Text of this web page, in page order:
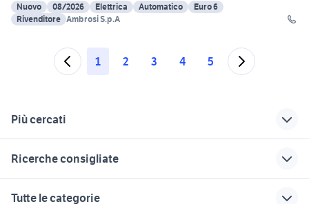
Nuovo
08/2026 Elettrica Automatico
Euro 6
Rivenditore Ambrosi S.p.A
1 2 3 4 5
Più cercati
auto maserati diesel
Ricerche consigliate
Tutte le categorie